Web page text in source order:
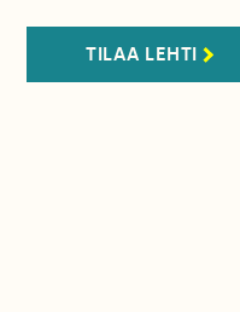
TILAA LEHTI